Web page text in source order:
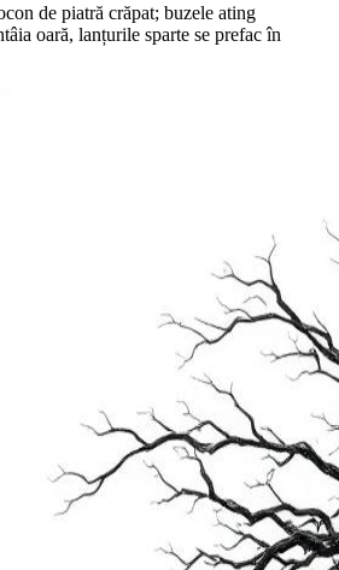
de piatră crăpat; buzele ating
oară, lanțurile sparte se prefac în